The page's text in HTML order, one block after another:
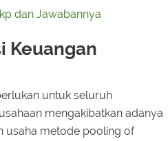
dan Jawabannya
Keuangan
untuk seluruh
mengakibatkan adanya
usaha metode pooling of